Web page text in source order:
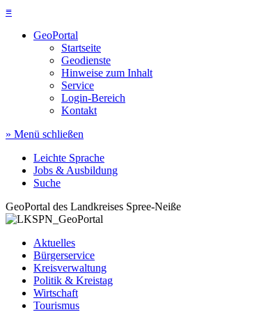
≡
GeoPortal
Startseite
Geodienste
Hinweise zum Inhalt
Service
Login-Bereich
Kontakt
» Menü schließen
Leichte Sprache
Jobs & Ausbildung
Suche
GeoPortal des Landkreises Spree-Neiße
Aktuelles
Bürgerservice
Kreisverwaltung
Politik & Kreistag
Wirtschaft
Tourismus